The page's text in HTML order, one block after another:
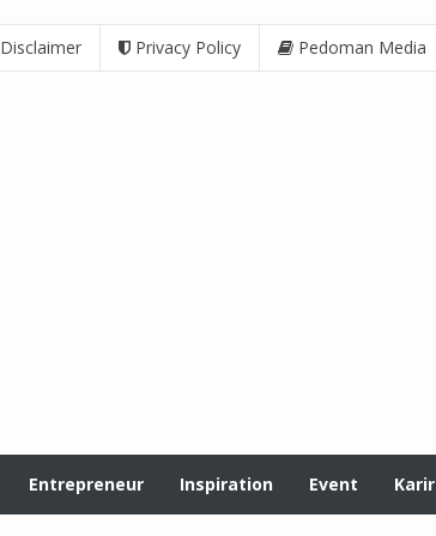
Disclaimer Privacy Policy Pedoman Media
Entrepreneur Inspiration Event Karir